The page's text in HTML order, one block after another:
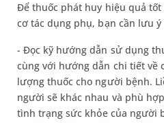
Để thuốc phát huy hiệu quả
cơ tác dụng phụ, bạn cần lưu
- Đọc kỹ hướng dẫn sử dụng
cùng với hướng dẫn chi tiết về
lượng thuốc cho người bệnh.
người sẽ khác nhau và phù
tình trạng sức khỏe của người